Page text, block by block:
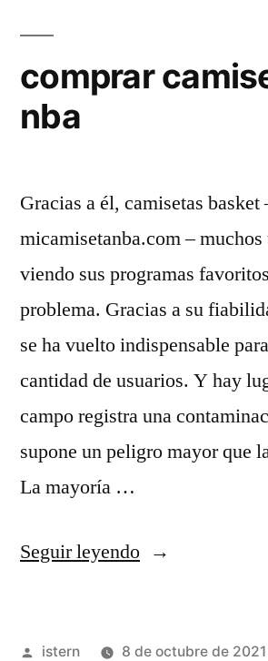
comprar
nba
Gracias a él, camisetas basket
micamisetanba.com – muchos
viendo sus programas
problema. Gracias a su
se ha vuelto indispensable
cantidad de usuarios. Y hay
campo registra una
supone un peligro mayor que
La mayoría …
Seguir leyendo«comprar
Publicado
istern
8 de octubre de 2021